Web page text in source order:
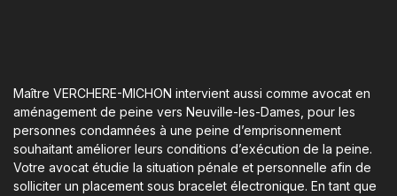
Maître VERCHERE-MICHON intervient aussi comme avocat en
aménagement de peine vers Neuville-les-Dames, pour les
personnes condamnées à une peine d’emprisonnement
souhaitant améliorer leurs conditions d’exécution de la peine.
Votre avocat étudie la situation pénale et personnelle afin de
solliciter un placement sous bracelet électronique. En tant que